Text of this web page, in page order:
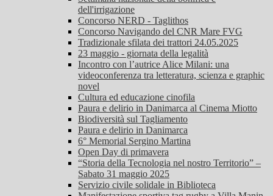
dell'irrigazione
Concorso NERD - Taglithos
Concorso Navigando del CNR Mare FVG
Tradizionale sfilata dei trattori 24.05.2025
23 maggio - giornata della legalità
Incontro con l’autrice Alice Milani: una
videoconferenza tra letteratura, scienza e graphic
novel
Cultura ed educazione cinofila
Paura e delirio in Danimarca al Cinema Miotto
Biodiversità sul Tagliamento
Paura e delirio in Danimarca
6° Memorial Sergino Martina
Open Day di primavera
“Storia della Tecnologia nel nostro Territorio” –
Sabato 31 maggio 2025
Servizio civile solidale in Biblioteca